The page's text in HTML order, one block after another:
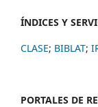
ÍNDICES Y
CLASE; BIBLAT;
PORTALES DE